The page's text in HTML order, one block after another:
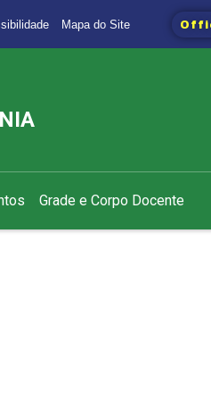
Mapa do Site
Grade e Corpo Docente